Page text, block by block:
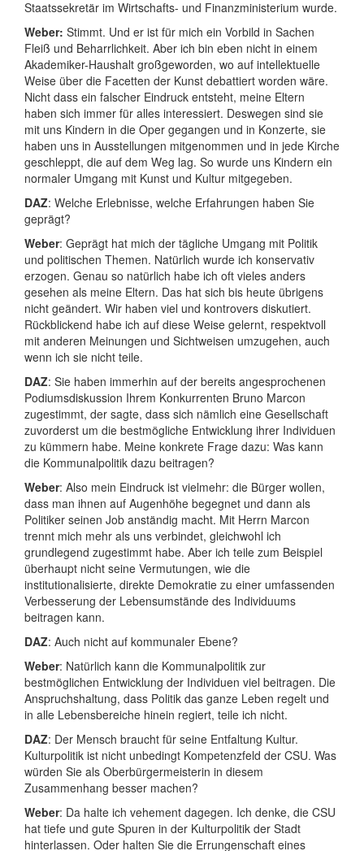
Staatssekretär im Wirtschafts- und Finanzministerium wurde.
Weber: Stimmt. Und er ist für mich ein Vorbild in Sachen
Fleiß und Beharrlichkeit. Aber ich bin eben nicht in einem
Akademiker-Haushalt großgeworden, wo auf intellektuelle
Weise über die Facetten der Kunst debattiert worden wäre.
Nicht dass ein falscher Eindruck entsteht, meine Eltern
haben sich immer für alles interessiert. Deswegen sind sie
mit uns Kindern in die Oper gegangen und in Konzerte, sie
haben uns in Ausstellungen mitgenommen und in jede Kirche
geschleppt, die auf dem Weg lag. So wurde uns Kindern ein
normaler Umgang mit Kunst und Kultur mitgegeben.
DAZ: Welche Erlebnisse, welche Erfahrungen haben Sie
geprägt?
Weber: Geprägt hat mich der tägliche Umgang mit Politik
und politischen Themen. Natürlich wurde ich konservativ
erzogen. Genau so natürlich habe ich oft vieles anders
gesehen als meine Eltern. Das hat sich bis heute übrigens
nicht geändert. Wir haben viel und kontrovers diskutiert.
Rückblickend habe ich auf diese Weise gelernt, respektvoll
mit anderen Meinungen und Sichtweisen umzugehen, auch
wenn ich sie nicht teile.
DAZ: Sie haben immerhin auf der bereits angesprochenen
Podiumsdiskussion Ihrem Konkurrenten Bruno Marcon
zugestimmt, der sagte, dass sich nämlich eine Gesellschaft
zuvorderst um die bestmögliche Entwicklung ihrer Individuen
zu kümmern habe. Meine konkrete Frage dazu: Was kann
die Kommunalpolitik dazu beitragen?
Weber: Also mein Eindruck ist vielmehr: die Bürger wollen,
dass man ihnen auf Augenhöhe begegnet und dann als
Politiker seinen Job anständig macht. Mit Herrn Marcon
trennt mich mehr als uns verbindet, gleichwohl ich
grundlegend zugestimmt habe. Aber ich teile zum Beispiel
überhaupt nicht seine Vermutungen, wie die
institutionalisierte, direkte Demokratie zu einer umfassenden
Verbesserung der Lebensumstände des Individuums
beitragen kann.
DAZ: Auch nicht auf kommunaler Ebene?
Weber: Natürlich kann die Kommunalpolitik zur
bestmöglichen Entwicklung der Individuen viel beitragen. Die
Anspruchshaltung, dass Politik das ganze Leben regelt und
in alle Lebensbereiche hinein regiert, teile ich nicht.
DAZ: Der Mensch braucht für seine Entfaltung Kultur.
Kulturpolitik ist nicht unbedingt Kompetenzfeld der CSU. Was
würden Sie als Oberbürgermeisterin in diesem
Zusammenhang besser machen?
Weber: Da halte ich vehement dagegen. Ich denke, die CSU
hat tiefe und gute Spuren in der Kulturpolitik der Stadt
hinterlassen. Oder halten Sie die Errungenschaft eines